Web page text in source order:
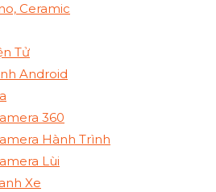
Ceramic
Tử
Android
360
Hành Trình
Lùi
Xe